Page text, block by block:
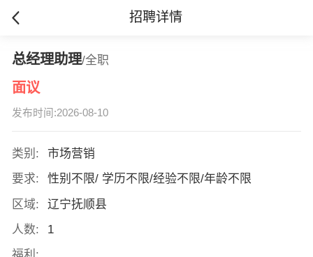
招聘详情
总经理助理/全职
面议
发布时间:2026-08-10
类别:
市场营销
要求:
性别不限/ 学历不限/经验不限/年龄不限
区域:
辽宁抚顺县
人数:
1